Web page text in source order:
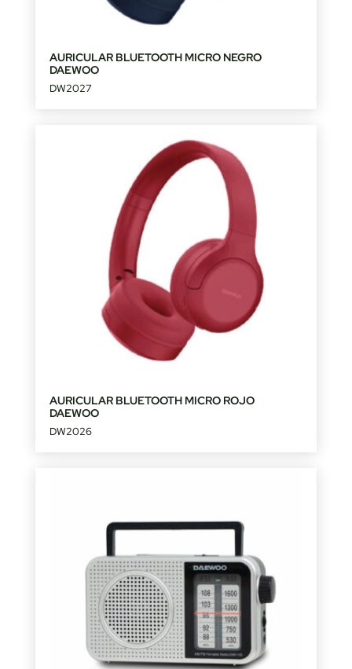
AURICULAR BLUETOOTH MICRO NEGRO
DAEWOO
DW2027
AURICULAR BLUETOOTH MICRO ROJO
DAEWOO
DW2026